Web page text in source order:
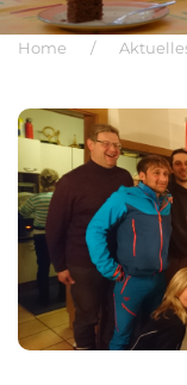
Home